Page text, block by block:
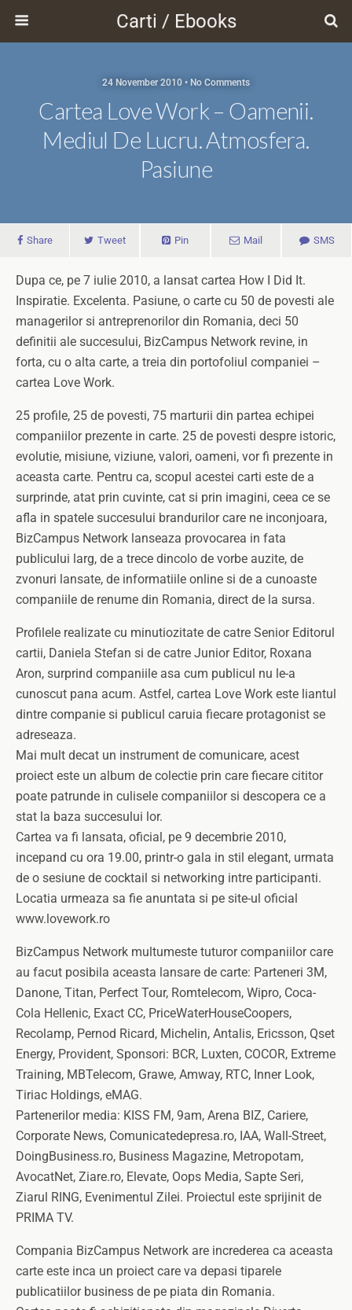
Carti / Ebooks
24 November 2010 • No Comments
Cartea Love Work – Oamenii.
Mediul De Lucru. Atmosfera.
Pasiune
Share Tweet Pin Mail SMS
Dupa ce, pe 7 iulie 2010, a lansat cartea How I Did It.
Inspiratie. Excelenta. Pasiune, o carte cu 50 de povesti ale
managerilor si antreprenorilor din Romania, deci 50
definitii ale succesului, BizCampus Network revine, in
forta, cu o alta carte, a treia din portofoliul companiei –
cartea Love Work.
25 profile, 25 de povesti, 75 marturii din partea echipei
companiilor prezente in carte. 25 de povesti despre istoric,
evolutie, misiune, viziune, valori, oameni, vor fi prezente in
aceasta carte. Pentru ca, scopul acestei carti este de a
surprinde, atat prin cuvinte, cat si prin imagini, ceea ce se
afla in spatele succesului brandurilor care ne inconjoara,
BizCampus Network lanseaza provocarea in fata
publicului larg, de a trece dincolo de vorbe auzite, de
zvonuri lansate, de informatiile online si de a cunoaste
companiile de renume din Romania, direct de la sursa.
Profilele realizate cu minutiozitate de catre Senior Editorul
cartii, Daniela Stefan si de catre Junior Editor, Roxana
Aron, surprind companiile asa cum publicul nu le-a
cunoscut pana acum. Astfel, cartea Love Work este liantul
dintre companie si publicul caruia fiecare protagonist se
adreseaza.
Mai mult decat un instrument de comunicare, acest
proiect este un album de colectie prin care fiecare cititor
poate patrunde in culisele companiilor si descopera ce a
stat la baza succesului lor.
Cartea va fi lansata, oficial, pe 9 decembrie 2010,
incepand cu ora 19.00, printr-o gala in stil elegant, urmata
de o sesiune de cocktail si networking intre participanti.
Locatia urmeaza sa fie anuntata si pe site-ul oficial
www.lovework.ro
BizCampus Network multumeste tuturor companiilor care
au facut posibila aceasta lansare de carte: Parteneri 3M,
Danone, Titan, Perfect Tour, Romtelecom, Wipro, Coca-
Cola Hellenic, Exact CC, PriceWaterHouseCoopers,
Recolamp, Pernod Ricard, Michelin, Antalis, Ericsson, Qset
Energy, Provident, Sponsori: BCR, Luxten, COCOR, Extreme
Training, MBTelecom, Grawe, Amway, RTC, Inner Look,
Tiriac Holdings, eMAG.
Partenerilor media: KISS FM, 9am, Arena BIZ, Cariere,
Corporate News, Comunicatedepresa.ro, IAA, Wall-Street,
DoingBusiness.ro, Business Magazine, Metropotam,
AvocatNet, Ziare.ro, Elevate, Oops Media, Sapte Seri,
Ziarul RING, Evenimentul Zilei. Proiectul este sprijinit de
PRIMA TV.
Compania BizCampus Network are increderea ca aceasta
carte este inca un proiect care va depasi tiparele
publicatiilor business de pe piata din Romania.